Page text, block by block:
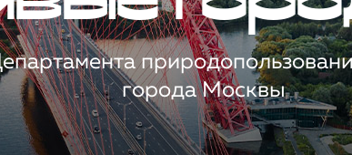
города Москвы